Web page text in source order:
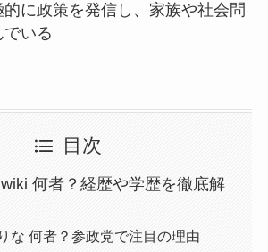
に政策を発信し、家族や社会問
いる
目次
何者？経歴や学歴を徹底解
な 何者？参政党で注目の理由